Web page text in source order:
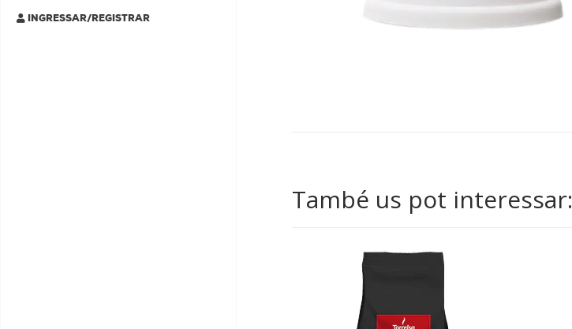
INGRESSAR/REGISTRAR
També us pot interessar: